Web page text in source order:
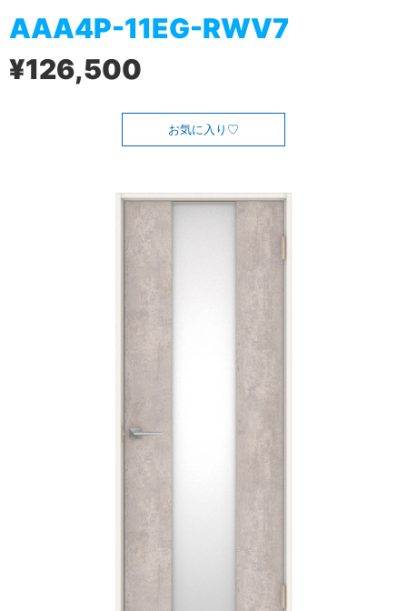
AAA4P-11EG-RWV7
¥126,500
お気に入り